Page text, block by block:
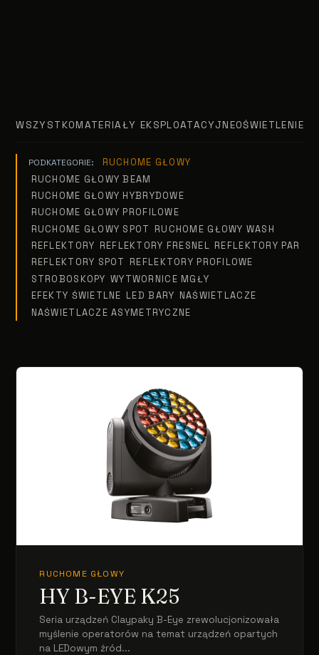
WSZYSTKOMATERIAŁY EKSPLOATACYJNEOŚWIETLENIE
PODKATEGORIE:
RUCHOME GŁOWY
RUCHOME GŁOWY BEAM
RUCHOME GŁOWY HYBRYDOWE
RUCHOME GŁOWY PROFILOWE
RUCHOME GŁOWY SPOT RUCHOME GŁOWY WASH
REFLEKTORY REFLEKTORY FRESNEL REFLEKTORY PAR
REFLEKTORY SPOT REFLEKTORY PROFILOWE
STROBOSKOPY WYTWORNICE MGŁY
EFEKTY ŚWIETLNE LED BARY NAŚWIETLACZE
NAŚWIETLACZE ASYMETRYCZNE
RUCHOME GŁOWY
HY B-EYE K25
Seria urządzeń Claypaky B-Eye zrewolucjonizowała
myślenie operatorów na temat urządzeń opartych
na LEDowym źród...